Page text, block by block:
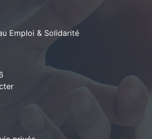
Emploi & Solidarité